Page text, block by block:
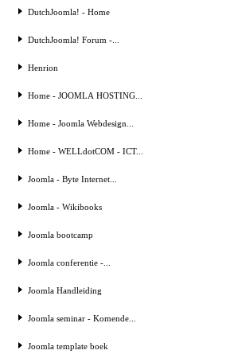
DutchJoomla! - Home
DutchJoomla! Forum -...
Henrion
Home - JOOMLA HOSTING...
Home - Joomla Webdesign...
Home - WELLdotCOM - ICT...
Joomla - Byte Internet...
Joomla - Wikibooks
Joomla bootcamp
Joomla conferentie -...
Joomla Handleiding
Joomla seminar - Komende...
Joomla template boek